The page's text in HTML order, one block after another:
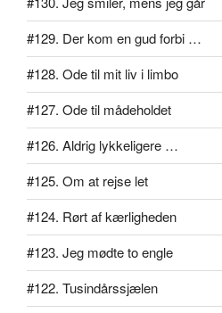
#129. Der kom en gud forbi …
#128. Ode til mit liv i limbo
#127. Ode til mådeholdet
#126. Aldrig lykkeligere …
#125. Om at rejse let
#124. Rørt af kærligheden
#123. Jeg mødte to engle
#122. Tusindårssjælen